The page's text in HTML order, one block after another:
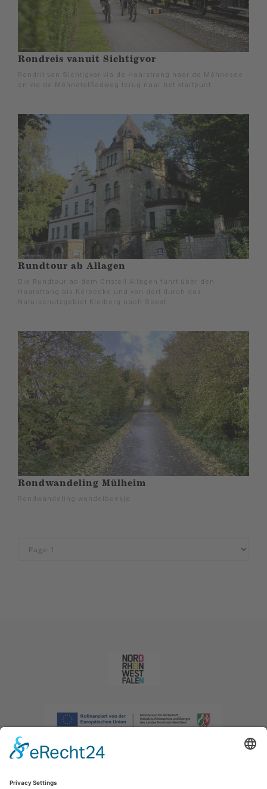
Rondreis vanuit Sichtigvor
Rondrit van Sichtigvor via de Haarstrang naar de Möhnesee
en via de MöhnetalRadweg terug naar het startpunt
Rundtour ab Allagen
Die Rundtour ab dem Ortsteil Allagen führt über den
Haarstrang bis Körbecke und von dort durch das
Naturschutzgebiet Kleiberg nach Soest.
Rondwandeling Mülheim
Rondwandeling wandelboekje